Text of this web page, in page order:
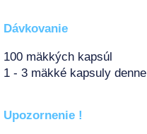
Dávkovanie
100 mäkkých kapsúl
1 - 3 mäkké kapsuly denne
Upozornenie !